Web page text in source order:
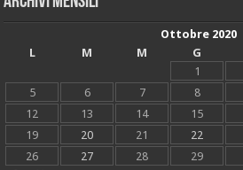
Ottobre 2020
L
M M G
1
5
6 7 8
12
13 14 15
19
20 21 22
26
27 28 29